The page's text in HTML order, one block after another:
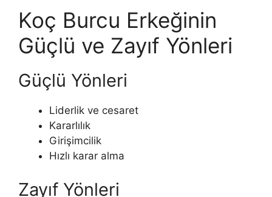
Koç Burcu Erkeğinin
Güçlü ve Zayıf Yönleri
Güçlü Yönleri
Liderlik ve cesaret
Kararlılık
Girişimcilik
Hızlı karar alma
Zayıf Yönleri